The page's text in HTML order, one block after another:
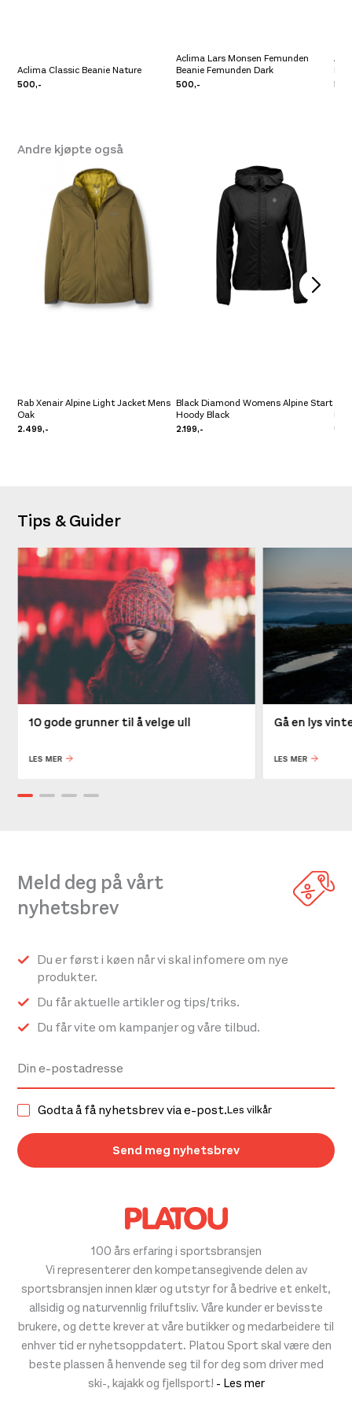
Aclima Classic Beanie Nature
500,-
Aclima Lars Monsen Femunden
Beanie Femunden Dark
500,-
Andre kjøpte også
Rab Xenair Alpine Light Jacket Mens
Oak
2.499,-
Black Diamond Womens Alpine Start
Hoody Black
2.199,-
Tips & Guider
10 gode grunner til å velge ull
LES MER
Gå en lys
LES MER
100 års erfaring i sportsbransjen
Vi representerer den kompetansegivende delen av
sportsbransjen innen klær og utstyr for å bedrive et enkelt,
allsidig og naturvennlig friluftsliv. Våre kunder er bevisste
brukere, og dette krever at våre butikker og medarbeidere til
enhver tid er nyhetsoppdatert. Platou Sport skal være den
beste plassen å henvende seg til for deg som driver med
ski-, kajakk og fjellsport! - Les mer
Meld deg på vårt
nyhetsbrev
Du er først i køen når vi skal infomere om nye
produkter.
Du får aktuelle artikler og tips/triks.
Du får vite om kampanjer og våre tilbud.
Godta å få nyhetsbrev via e-post.Les vilkår